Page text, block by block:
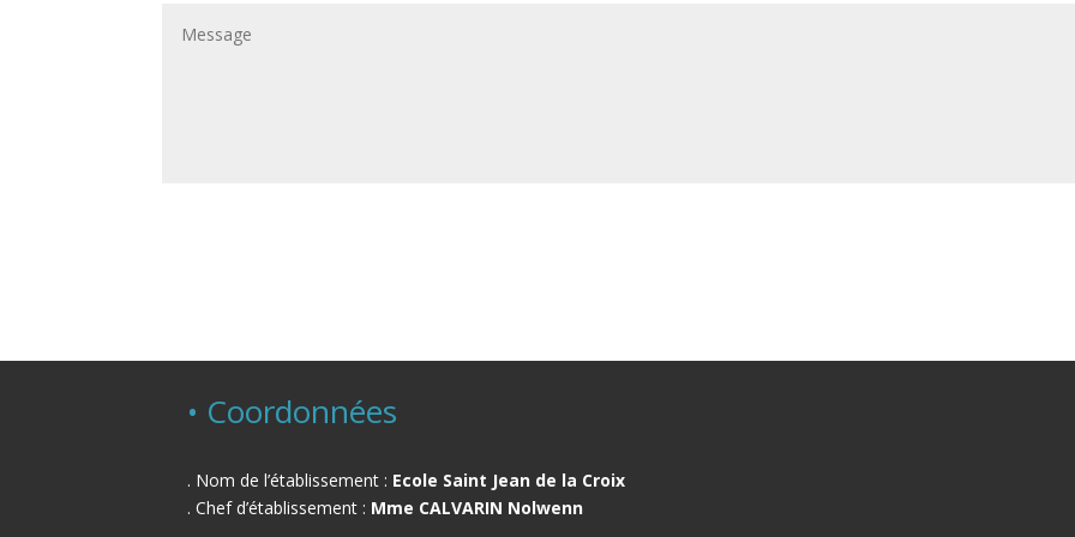
• Coordonnées
. Nom de l’établissement : Ecole Saint Jean de la Croix
. Chef d’établissement : Mme CALVARIN Nolwenn